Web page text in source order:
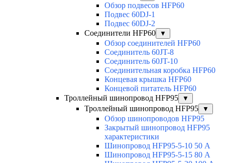
Обзор подвесов HFP60
Подвес 60DJ-1
Подвес 60DJ-2
Соединители HFP60
▼
Обзор соединителей HFP60
Соединитель 60JT-8
Соединитель 60JT-10
Соединительная коробка HFP60
Концевая крышка HFP60
Концевой питатель HFP60
Троллейный шинопровод HFP95
▼
Троллейный шинопровод HFP95 ▼
Обзор шинопроводов HFP95
Закрытый шинопровод HFP95
характеристики
Шинопровод HFP95-5-10 50 А
Шинопровод HFP95-5-15 80 А